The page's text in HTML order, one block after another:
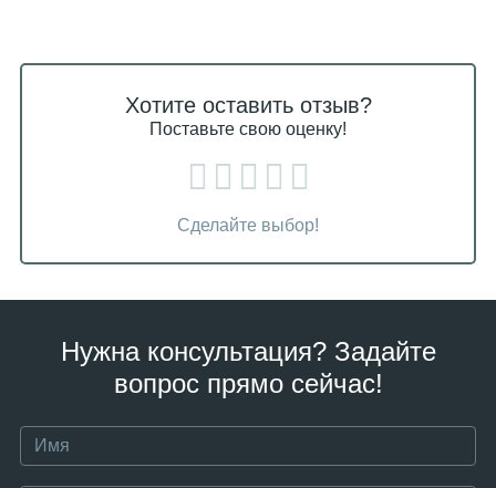
Хотите оставить отзыв?
Поставьте свою оценку!
Сделайте выбор!
Нужна консультация? Задайте
вопрос прямо сейчас!